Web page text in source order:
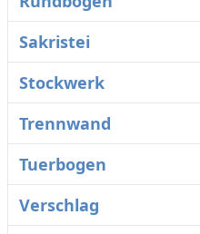
Sakristei
Stockwerk
Trennwand
Tuerbogen
Verschlag